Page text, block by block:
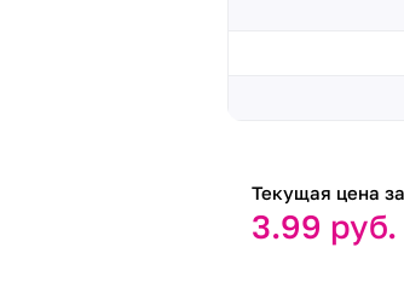
Текущая цена
3.99 руб.